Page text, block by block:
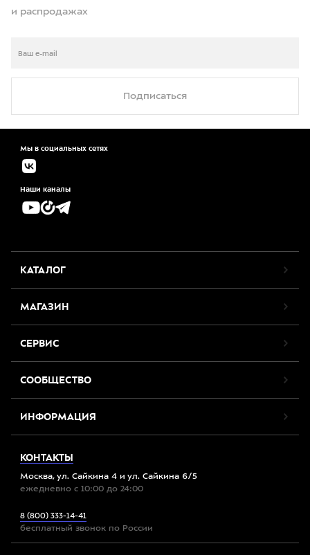
и распродажах
Подписаться
Мы в социальных сетях
Наши каналы
КАТАЛОГ
МАГАЗИН
СЕРВИС
СООБЩЕСТВО
ИНФОРМАЦИЯ
КОНТАКТЫ
Москва, ул. Сайкина 4 и ул. Сайкина 6/5
ежедневно с 10:00 до 24:00
8 (800) 333-14-41
бесплатный звонок по России